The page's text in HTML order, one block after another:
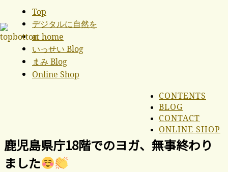
Top
デジタルに自然を
at home
いっせい Blog
まみ Blog
Online Shop
CONTENTS
BLOG
CONTACT
ONLINE SHOP
鹿児島県庁18階でのヨガ、無事終わり
ました